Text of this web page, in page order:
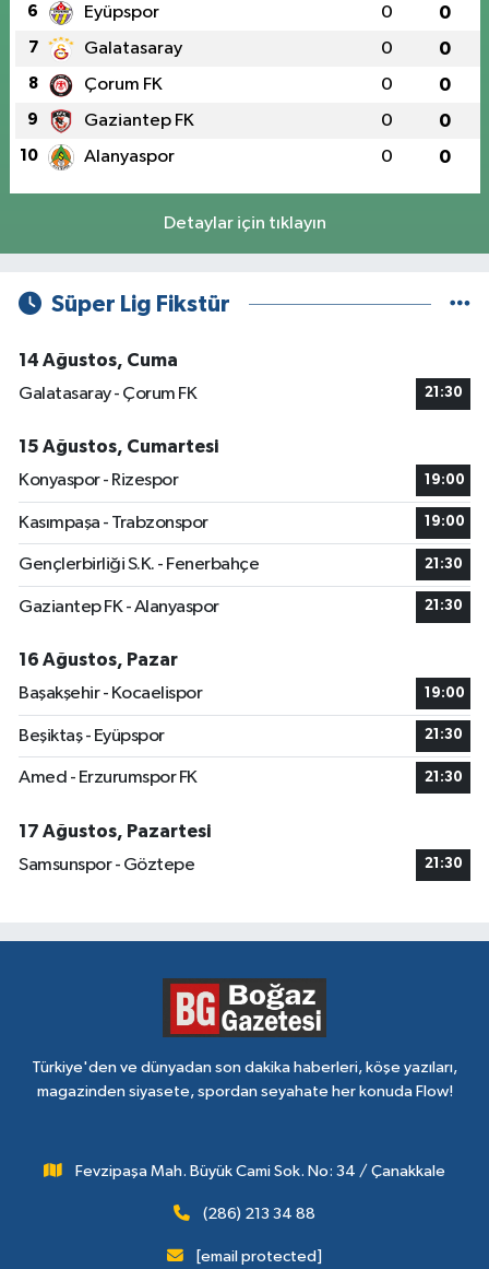
6 Eyüpspor 0 0
7 Galatasaray 0 0
8 Çorum FK 0 0
9 Gaziantep FK 0 0
10 Alanyaspor 0 0
Detaylar için tıklayın
Süper Lig Fikstür
14 Ağustos, Cuma
Galatasaray - Çorum FK
21:30
15 Ağustos, Cumartesi
Konyaspor - Rizespor
19:00
Kasımpaşa - Trabzonspor 19:00
Gençlerbirliği S.K. - Fenerbahçe 21:30
Gaziantep FK - Alanyaspor 21:30
16 Ağustos, Pazar
Başakşehir - Kocaelispor
19:00
Beşiktaş - Eyüpspor 21:30
Amed - Erzurumspor FK 21:30
17 Ağustos, Pazartesi
Samsunspor - Göztepe
21:30
Türkiye'den ve dünyadan son dakika haberleri, köşe yazıları,
magazinden siyasete, spordan seyahate her konuda Flow!
Fevzipaşa Mah. Büyük Cami Sok. No: 34 / Çanakkale
(286) 213 34 88
[email protected]